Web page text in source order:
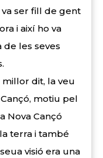
ser fill de gent
i així ho va
les seves
millor dit, la veu
motiu pel
Nova Cançó
terra i també
visió era una